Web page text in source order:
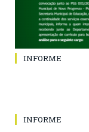
INFORME
INFORME